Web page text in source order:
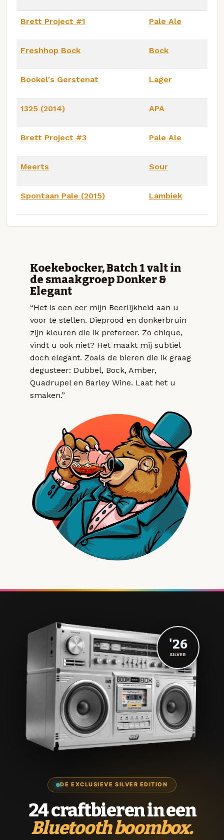
Brett Project #1 Pale Ale
Freshhop Bock Bock
Bookel's Gerstenat Lager
1325 (2014) APA
Brett Project #3 Pale Ale
Meerts Sour
Spontaan Pale (2015) Lambiek
Koekebocker, Batch 1 valt in
de smaakgroep Donker &
Elegant
“Het is een eer mijn Beerlijkheid aan u
voor te stellen. Dieprood en donkerbruin
zijn kleuren die ik prefereer. Zo chique,
vindt u ook niet? Het maakt mij subtiel
doch elegant. Zoals de bieren die ik graag
degusteer: Dubbel, Bock, Amber,
Quadrupel en Barley Wine. Laat het u
smaken.”
DE EXCLUSIEVE SILVER EDITION
24 craftbieren in een
Bluetooth boombox.
'26
SILVER